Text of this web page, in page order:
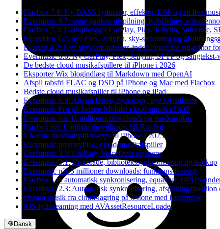
Flacbox 7.6: Ny BASS-lydmotor, effekter, DSP og en live
Evermusic 8.7: ægte gapless-afspilning, lydeffekter,
Flacbox 7.4: Genopbygget CarPlay, Plex, Jellyfin, Subsonic,
Evervideo 1.7: nye Plex, Jellyfin, sky-streaming og
Evertag 4.2: Nye sky-forbindelser, indstillinger for tag-editor
Evermusic 8.6: Ny CarPlay, Plex, Jellyfin, SFTP og sangtekst-
De bedste cloud musikafspillere til iPhone i 2026
Eksporter Wix blogindlæg til Markdown med OpenAI
Afspil tabsfri FLAC og DSD på iPhone og Mac med Flacbox
Bedste cloud musikafspiller til iPhone og iPad
Evermusic 6.8: Aliyun Drive, Synology, nye UI-stilarter
Evermusic Pro på Setapp Mobile: cloud-musik til iOS
Evermusic når 11 millioner downloads på verdensplan
Flacbox når 1 million downloads: Hi-Res lyd
5 bedste musikafspiller-apps til iPhone i 2025
Evermusic promovideo: cloud-musikafspiller
Evermusic 3.6: CarPlay, VoiceOver og mere
Evermusic 3.1: Crossfade, bibliotekssynkronisering og backup
Evermusic når 3 millioner downloads: funktionsoversigt
Flacbox 1.6: automatisk synkronisering, equalizer, OPUS-
Evermusic 2.3: Automatisk synkronisering, afspilningsposition
Stream musik fra cloud-lagring på iPhone med Evermusic
iOS-lydstreaming med AVAssetResourceLoader
Dansk